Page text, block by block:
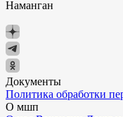
Наманган
Документы
Политика обработки
О мшп